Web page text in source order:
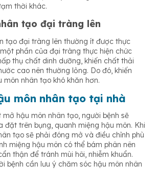
thời khác.
tạo đại tràng lên
tạo đại tràng lên thường ít được thực
phần của đại tràng thực hiện chức
thụ chất dinh dưỡng, khiến chất thải
cao nên thường lỏng. Do đó, khiến
môn nhân tạo khó khăn hơn.
môn nhân tạo tại nhà
mở hậu môn nhân tạo, người bệnh sẽ
đặt trên bụng, quanh miệng hậu môn. Khi
tạo sẽ phải đóng mở và điều chỉnh phù
miệng hậu môn có thể bám phân nên
thận để tránh mùi hôi, nhiễm khuẩn.
bệnh cần lưu ý chăm sóc hậu môn nhân